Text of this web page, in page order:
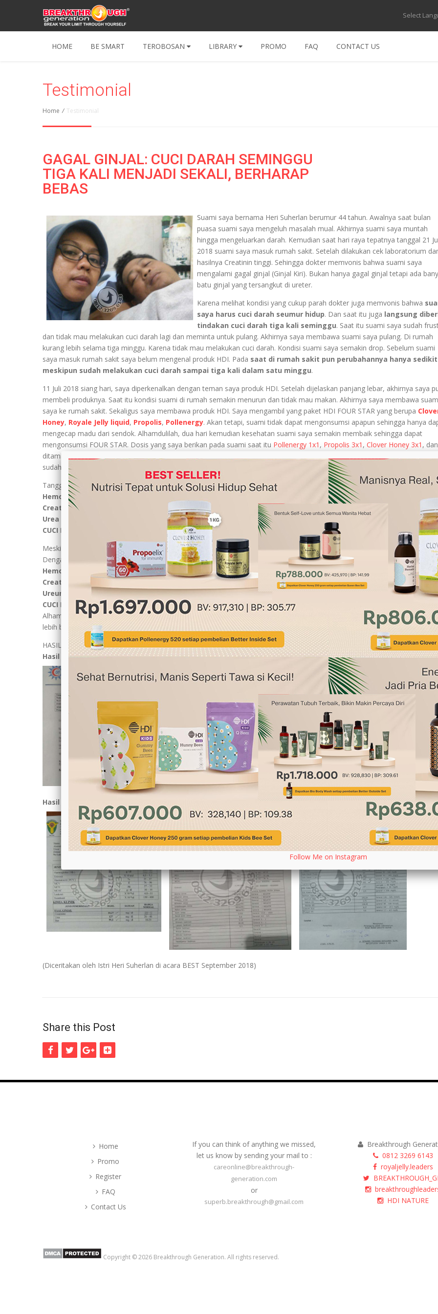
Select
HOME BE SMART TEROBOSAN LIBRARY PROMO FAQ CONTACT US
Testimonial
Home / Testimonial
GAGAL GINJAL: CUCI DARAH SEMINGGU
TIGA KALI MENJADI SEKALI, BERHARAP
BEBAS
Suami saya bernama Heri Suherlan berumur 44 tahun. Awalnya saat bulan
puasa suami saya mengeluh masalah mual. Akhirnya suami saya muntah
hingga mengeluarkan darah. Kemudian saat hari raya tepatnya tanggal 21
2018 suami saya masuk rumah sakit. Setelah dilakukan cek laboratorium
hasilnya Creatinin tinggi. Sehingga dokter memvonis bahwa suami saya
mengalami gagal ginjal (Ginjal Kiri). Bukan hanya gagal ginjal tetapi ada
batu ginjal yang tersangkut di ureter.
Karena melihat kondisi yang cukup parah dokter juga memvonis bahwa
saya harus cuci darah seumur hidup. Dan saat itu juga langsung
tindakan cuci darah tiga kali seminggu. Saat itu suami saya sudah
dan tidak mau melakukan cuci darah lagi dan meminta untuk pulang. Akhirnya saya membawa suami saya pulang. Di rumah
kurang lebih selama tiga minggu. Karena tidak mau melakukan cuci darah. Kondisi suami saya semakin drop. Sebelum suami
saya masuk rumah sakit saya belum mengenal produk HDI. Pada saat di rumah sakit pun perubahannya hanya sedikit
meskipun sudah melakukan cuci darah sampai tiga kali dalam satu minggu.
11 Juli 2018 siang hari, saya diperkenalkan dengan teman saya produk HDI. Setelah dijelaskan panjang lebar, akhirnya saya
membeli produknya. Saat itu kondisi suami di rumah semakin menurun dan tidak mau makan. Akhirnya saya membawa
saya ke rumah sakit. Sekaligus saya membawa produk HDI. Saya mengambil yang paket HDI FOUR STAR yang berupa
Honey, Royale Jelly liquid, Propolis, Pollenergy. Akan tetapi, suami tidak dapat mengonsumsi apapun sehingga hanya
mengecap madu dari sendok. Alhamdulilah, dua hari kemudian kesehatan suami saya semakin membaik sehingga dapat
mengonsumsi FOUR STAR. Dosis yang saya berikan pada suami saat itu Pollenergy 1x1 , Propolis 3x1 , Clover Honey 3x1 , dan
ditambah dengan
sudah tidak memberikan obat lagi karena kondisi suami saya mulai membaik.
Tanggal 1 Agustus 2018 kami melakukan cek laboratorium kembali dan hasilnya sudah mulai membaik.
Hemoglobin
Creatininmenurun
Urea
127 semula 300
CUCI DARAH hanya jadi 2x Seminggu
Meskipun sudah terlihat membaik saya tetap memberikan kepada suami produk HDI. Kami melakukan cek laboratorium
Dengan hasil:
Hemoglobin
meningkat9,52
Creatinin
menurun
9,6
Ureum
naik sedikit150
CUCI DARAH hanya jadi 1X Seminggu
Alhamdulillah begitu besar berkah yang kami terima melalui produk HDI sehingga kini suami saya sudah memiliki kualitas
lebih baik, dapat mengemudi mobil sendiri, beraktifitas normal seperti sedia kala. Harapannya akan bebas dari cuci darah.
HASIL LABORATORIUM TERLAMPIR BERIKUT INI :
Hasil LAB 21 Juni 2018
Hasil LAB 1 Agustus 2018
Hasil LAB 27 Agustus 2018
(Diceritakan oleh Istri Heri Suherlan di acara BEST September 2018)
Share this Post
Home
Promo
Register
FAQ
Contact Us
If you can think of anything we missed,
let us know by sending your mail to :
careonline@breakthrough-
generation.com
or
superb.breakthrough@gmail.com
Breakthrough
0812 3269 6143
royaljelly.leaders
HDI NATURE
Copyright © 2026 Breakthrough Generation. All rights reserved.
Follow Me on Instagram